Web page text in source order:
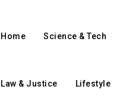
Home Science & Tech
Law & Justice Lifestyle